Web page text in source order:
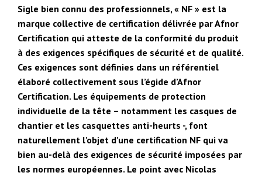
Sigle bien connu des professionnels, « NF » est la
marque collective de certification délivrée par Afnor
Certification qui atteste de la conformité du produit
à des exigences spécifiques de sécurité et de qualité.
Ces exigences sont définies dans un référentiel
élaboré collectivement sous l’égide d’Afnor
Certification. Les équipements de protection
individuelle de la tête – notamment les casques de
chantier et les casquettes anti-heurts -, font
naturellement l’objet d’une certification NF qui va
bien au-delà des exigences de sécurité imposées par
les normes européennes. Le point avec Nicolas